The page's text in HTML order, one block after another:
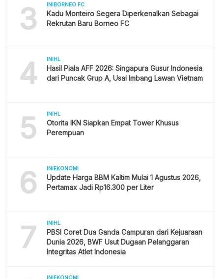
3 INIBORNEO FC
Kadu Monteiro Segera Diperkenalkan Sebagai
Rekrutan Baru Borneo FC
4 INIHL
Hasil Piala AFF 2026: Singapura Gusur Indonesia
dari Puncak Grup A, Usai Imbang Lawan Vietnam
5 INIHL
Otorita IKN Siapkan Empat Tower Khusus
Perempuan
6 INIEKONOMI
Update Harga BBM Kaltim Mulai 1 Agustus 2026,
Pertamax Jadi Rp16.300 per Liter
7 INIHL
PBSI Coret Dua Ganda Campuran dari Kejuaraan
Dunia 2026, BWF Usut Dugaan Pelanggaran
Integritas Atlet Indonesia
INIEKONOMI